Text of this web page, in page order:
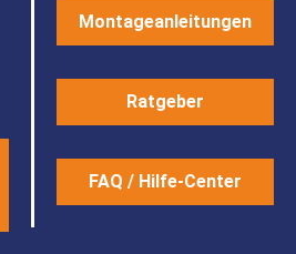
Montageanleitungen
Ratgeber
FAQ / Hilfe-Center